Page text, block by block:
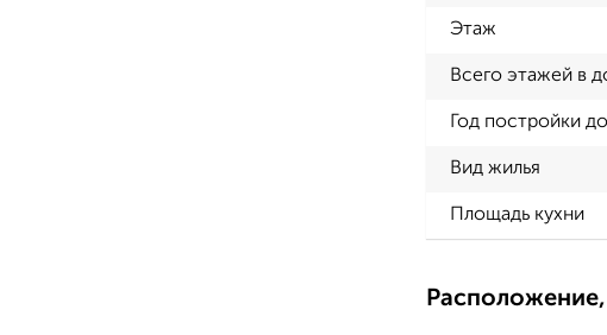
Этаж
Всего этажей в
Год постройки
Вид жилья
Площадь кухни